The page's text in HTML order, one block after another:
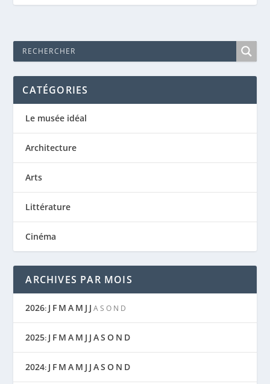
CATÉGORIES
Le musée idéal
Architecture
Arts
Littérature
Cinéma
ARCHIVES PAR MOIS
2026: J F M A M J J A S O N D
2025: J F M A M J J AS O N D
2024: J F M A M J J AS O N D